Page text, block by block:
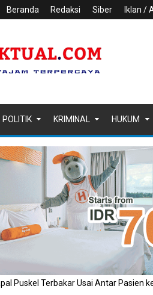
Beranda Redaksi Siber Iklan /
POLITIK KRIMINAL HUKUM
Puskel Terbakar Usai Antar Pasien